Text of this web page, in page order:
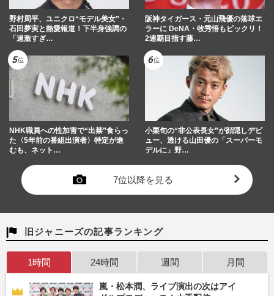
野村周平、ユニクロ“モデル美女”・
石田夢実と熱愛報道！下半身強調の
「過激すぎ…
阪神タイガース・元山飛優の落球エ
ラーに DeNA・牧秀悟もビックリ！
2連覇目指す藤…
NHK職員への性加害で“出禁”食らっ
た〈5年前の番組出演者〉特定が進
むも、ネット…
小栗旬の“非公表長女”が顔隠しデビ
ュー、透ける山田優の「スーパーモ
デルに」野…
7位以降を見る
旧ジャニーズの記事ランキング
1時間 24時間 週間 月間
嵐・松本潤、ライブ演出の次はアイ